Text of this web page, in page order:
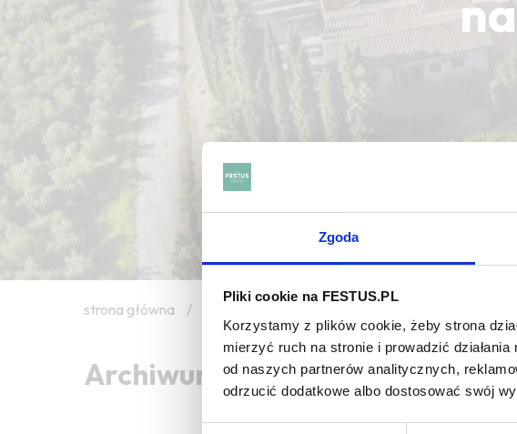
Zgoda
Pliki cookie na FESTUS.PL
Korzystamy z plików cookie, żeby strona
mierzyć ruch na stronie i prowadzić
od naszych partnerów analitycznych,
odrzucić dodatkowe albo dostosować swój
strona główna /
Archiwum wpisów tagu: flakes